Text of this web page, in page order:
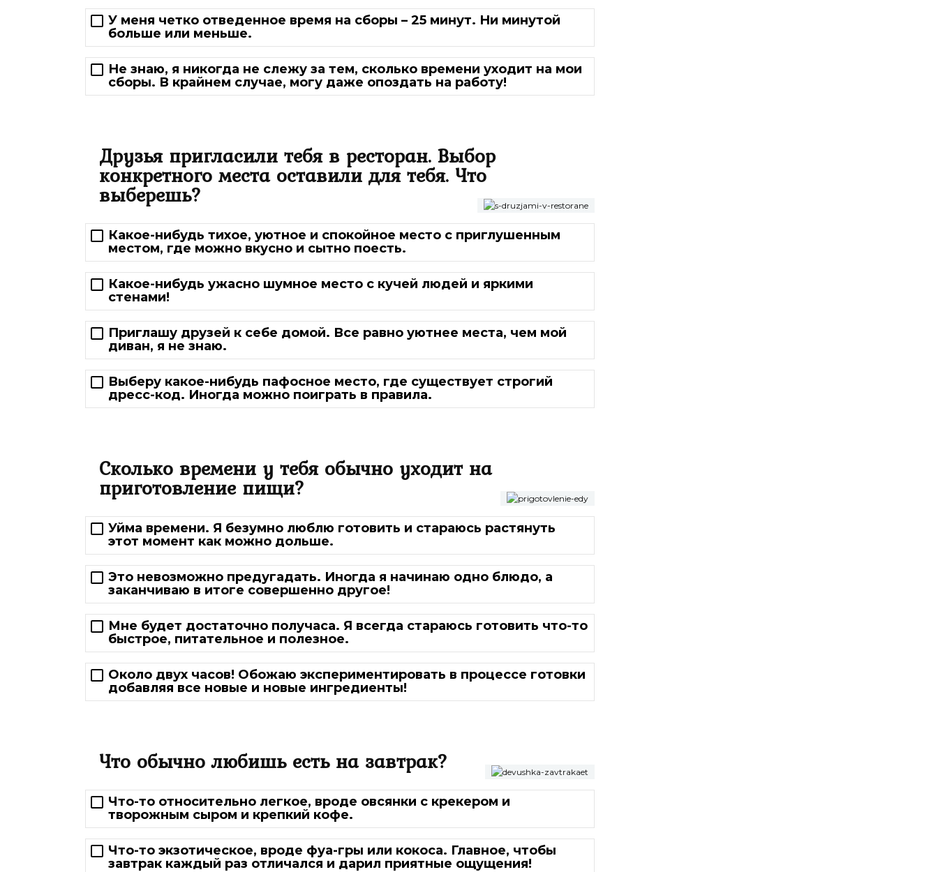
У меня четко отведенное время на сборы – 25 минут. Ни минутой
больше или меньше.
Не знаю, я никогда не слежу за тем, сколько времени уходит на мои
сборы. В крайнем случае, могу даже опоздать на работу!
Друзья пригласили тебя в ресторан. Выбор
конкретного места оставили для тебя. Что
выберешь?
Какое-нибудь тихое, уютное и спокойное место с приглушенным
местом, где можно вкусно и сытно поесть.
Какое-нибудь ужасно шумное место с кучей людей и яркими
стенами!
Приглашу друзей к себе домой. Все равно уютнее места, чем мой
диван, я не знаю.
Выберу какое-нибудь пафосное место, где существует строгий
дресс-код. Иногда можно поиграть в правила.
Сколько времени у тебя обычно уходит на
приготовление пищи?
Уйма времени. Я безумно люблю готовить и стараюсь растянуть
этот момент как можно дольше.
Это невозможно предугадать. Иногда я начинаю одно блюдо, а
заканчиваю в итоге совершенно другое!
Мне будет достаточно получаса. Я всегда стараюсь готовить что-то
быстрое, питательное и полезное.
Около двух часов! Обожаю экспериментировать в процессе готовки
добавляя все новые и новые ингредиенты!
Что обычно любишь есть на завтрак?
Что-то относительно легкое, вроде овсянки с крекером и
творожным сыром и крепкий кофе.
Что-то экзотическое, вроде фуа-гры или кокоса. Главное, чтобы
завтрак каждый раз отличался и дарил приятные ощущения!